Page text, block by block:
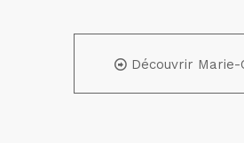
Découvrir Marie-